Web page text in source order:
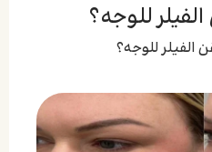
للوجه؟
للوجه؟